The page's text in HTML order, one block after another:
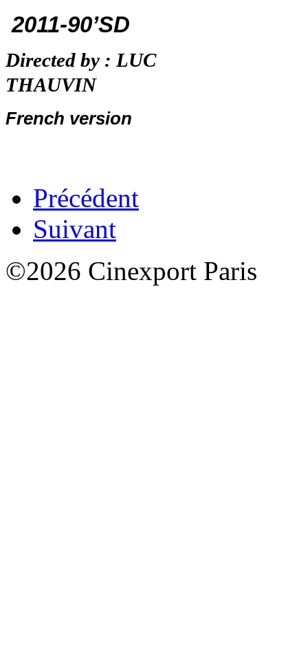
2011-90’SD
Directed by : LUC
THAUVIN
French version
Précédent
Suivant
©2026 Cinexport Paris